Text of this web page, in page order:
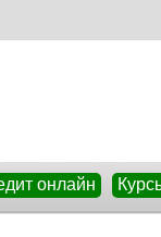
онлайн